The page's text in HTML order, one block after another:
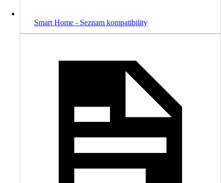
Smart Home - Seznam kompatibility